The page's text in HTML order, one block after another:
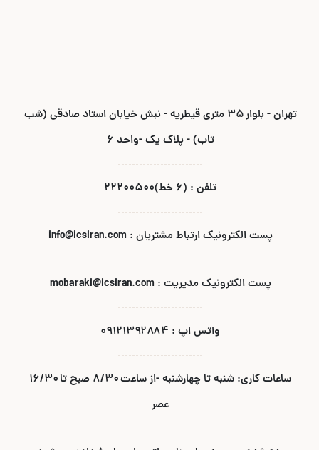
تهران - بلوار ۳۵ متری قیطریه - نبش خیابان استاد صادقی (شب
تاب) - پلاک یک -واحد ۶
تلفن : (۶ خط)۲۲۲۰۰۵۰۰
پست الکترونیک ارتباط مشتریان : info@icsiran.com
پست الکترونیک مدیریت : mobaraki@icsiran.com
واتس اپ : ۰۹۱۲۱۳۹۲۸۸۴
ساعات کاری: شنبه تا چهارشنبه -از ساعت ۸/۳۰ صبح تا ۱۶/۳۰
عصر